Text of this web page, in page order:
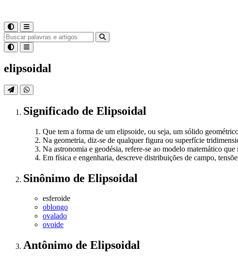
elipsoidal
Significado de Elipsoidal
Que tem a forma de um elipsoide, ou seja, um sólido
Na geometria, diz-se de qualquer figura ou superfície
Na astronomia e geodésia, refere-se ao modelo matemático
Em física e engenharia, descreve distribuições de campo,
Sinônimo de Elipsoidal
esferoide
oblongo
ovalado
ovoide
Antônimo de Elipsoidal